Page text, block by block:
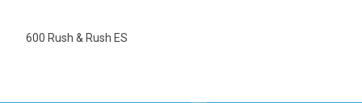
600 Rush & Rush ES